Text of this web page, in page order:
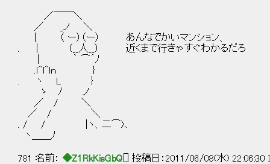
／￣￣＼
／ _ノ ＼
| （ ー）（ー） あんなでかいマンション、
. | （__人__） 近くまで行きゃすぐわかるだろ
| ｀ ⌒´ﾉ
.ｌ^l^lｎ }
. ヽ L }
ゝ ﾉ ノ
／ / ＼
／ / ＼
. / / |ヽ、二⌒)､
ヽ＿＿ﾉ
781 名前： ◆Z1RkKisGbQ [] 投稿日：2011/06/08(水) 22:06:30